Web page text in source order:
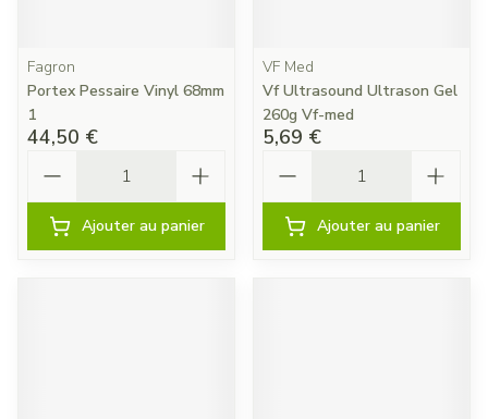
Fagron
Portex Pessaire Vinyl 68mm
1
44,50 €
Ajouter au panier
VF Med
Vf Ultrasound Ultrason Gel
260g Vf-med
5,69 €
Ajouter au panier